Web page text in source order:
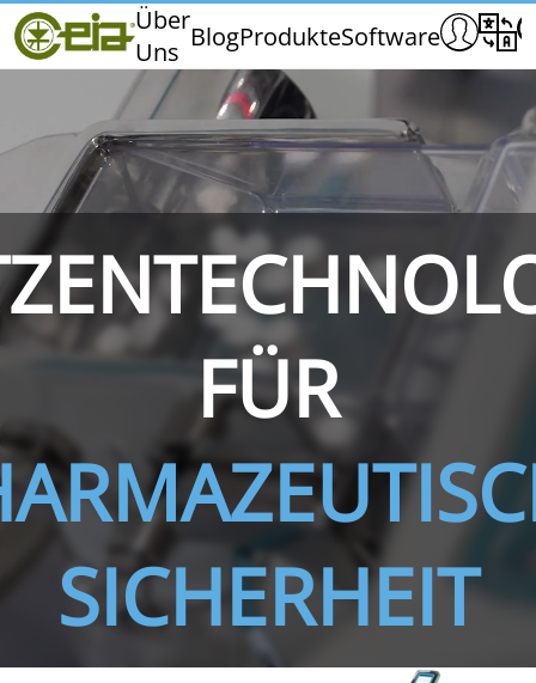
Über
Uns BlogProdukteSoftware
Home
CEIA
Messen und Veranstaltungen
THS/PH210 THS/PH210-FFV THS/
THS/PH21N-FB THS/PH21N-FFV
THS/
D25
FÜR
SICHERHEIT